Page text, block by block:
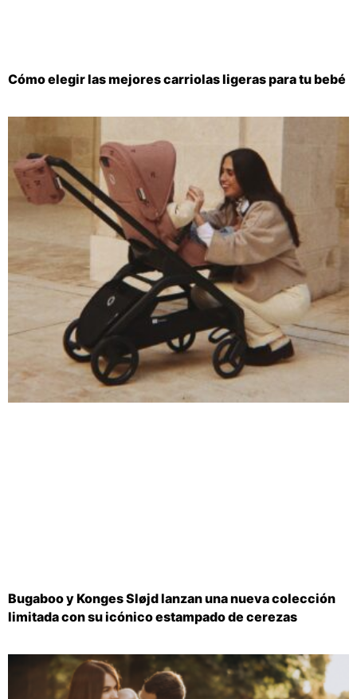
Cómo elegir las mejores carriolas ligeras para tu bebé
Bugaboo y Konges Sløjd lanzan una nueva colección
limitada con su icónico estampado de cerezas